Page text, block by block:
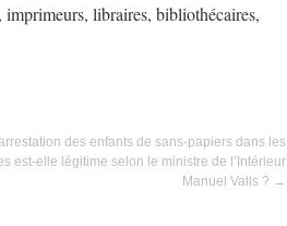
imprimeurs, libraires, bibliothécaires,
des enfants de sans-papiers dans les
est-elle légitime selon le ministre de l’Intérieur
Manuel Valls ? →